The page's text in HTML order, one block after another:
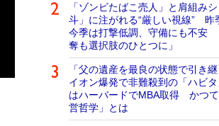
「ゾンビたばこ売人」と肩組み
斗」に注がれる“厳しい視線” 昨
今季は打撃低調、守備にも不安
奪も選択肢のひとつに」
「父の遺産を最良の状態で引き
イオン爆発で非難殺到の「ハビ
はハーバードでMBA取得 かつ
営哲学」とは